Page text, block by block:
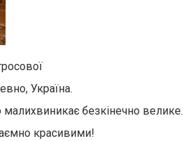
Україна.
безкінечно велике.
красивими!